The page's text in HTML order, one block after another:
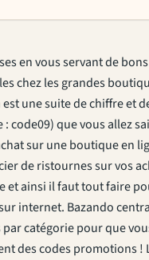
en vous servant de
chez les grandes
une suite de chiffre et
code09) que vous allez
sur une boutique en
de ristournes sur vos
et ainsi il faut tout faire
internet. Bazando
par catégorie pour que
des codes promotions !